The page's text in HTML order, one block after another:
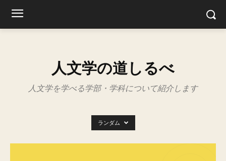
人文学の道しるべ
人文学を学べる学部・学科について紹介します
ランダム